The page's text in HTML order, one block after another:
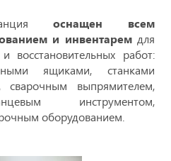
оснащен всем
и инвентаремдля
восстановительных работ:
ящиками, станками
сварочным выпрямителем,
инструментом,
оборудованием.